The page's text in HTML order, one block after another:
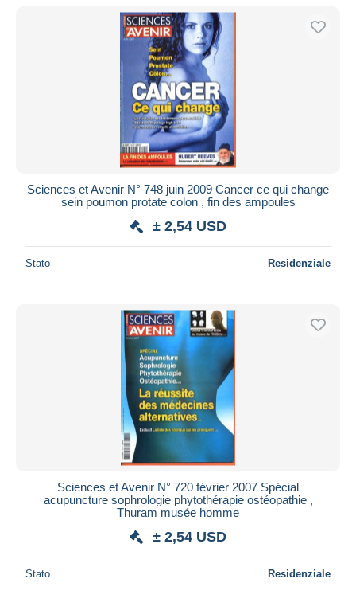
Sciences et Avenir N° 748 juin 2009 Cancer ce qui change
sein poumon protate colon , fin des ampoules
± 2,54 USD
Stato Residenziale
Sciences et Avenir N° 720 février 2007 Spécial
acupuncture sophrologie phytothérapie ostéopathie ,
Thuram musée homme
± 2,54 USD
Stato Residenziale